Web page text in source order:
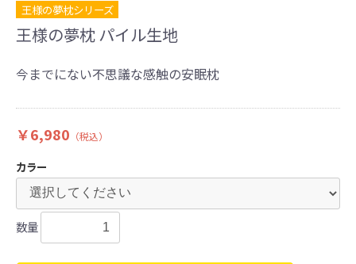
王様の夢枕シリーズ
王様の夢枕 パイル生地
今までにない不思議な感触の安眠枕
￥6,980 （税込）
カラー
数量